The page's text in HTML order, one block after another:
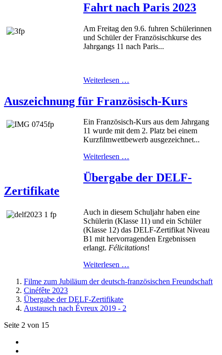
Fahrt nach Paris 2023
Am Freitag den 9.6. fuhren Schülerinnen
und Schüler der Französischkurse des
Jahrgangs 11 nach Paris...
Weiterlesen …
Auszeichnung für Französisch-Kurs
Ein Französisch-Kurs aus dem Jahrgang
11 wurde mit dem 2. Platz bei einem
Kurzfilmwettbewerb ausgezeichnet...
Weiterlesen …
Übergabe der DELF-
Zertifikate
Auch in diesem Schuljahr haben eine
Schülerin (Klasse 11) und ein Schüler
(Klasse 12) das DELF-Zertifikat Niveau
B1 mit hervorragenden Ergebnissen
erlangt. Félicitations!
Weiterlesen …
Filme zum Jubiläum der deutsch-französischen Freundschaft
Cinéfête 2023
Übergabe der DELF-Zertifikate
Austausch nach Évreux 2019 - 2
Seite 2 von 15